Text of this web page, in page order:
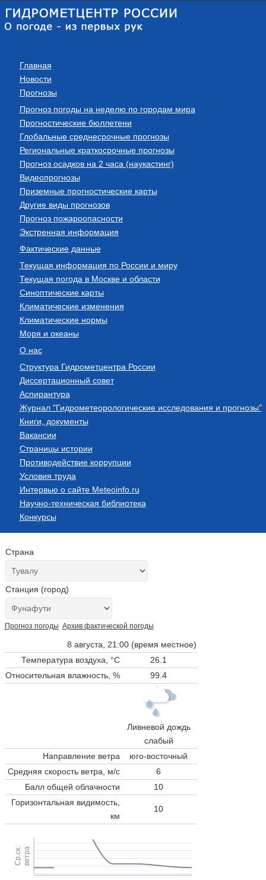
Главная
Новости
Прогнозы
Прогноз погоды на неделю по городам мира
Прогностические бюллетени
Глобальные среднесрочные прогнозы
Региональные краткосрочные прогнозы
Прогноз осадков на 2 часа (наукастинг)
Видеопрогнозы
Приземные прогностические карты
Другие виды прогнозов
Прогноз пожароопасности
Экстренная информация
Фактические данные
Текущая информация по России и миру
Текущая погода в Москве и области
Синоптические карты
Климатические изменения
Климатические нормы
Моря и океаны
О нас
Структура Гидрометцентра России
Диссертационный совет
Аспирантура
Журнал "Гидрометеорологические исследования и прогнозы"
Книги, документы
Вакансии
Страницы истории
Противодействие коррупции
Условия труда
Интервью о сайте Meteoinfo.ru
Научно-техническая библиотека
Конкурсы
Страна
Станция (город)
Прогноз погоды Архив фактической погоды
8 августа, 21:00 (время местное)
Температура воздуха, °C
26.1
Относительная влажность, %
99.4
Ливневой дождь
слабый
Направление ветра
юго-восточный
Средняя скорость ветра, м/с
6
Балл общей облачности
10
Горизонтальная видимость,
км
10
Ср.ск.ветра